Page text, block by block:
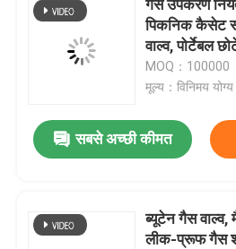
ब्यूटेन गैस कनस्तर
स्प्रे पेंट वाल्व
कार्बोरेटर क्लीनर वाल्व
गैस उपकरण
पिकनिक कैसेट
वाल्व, पोर्टेबल
लिए पीतल
विनियामक वाल्व
MOQ：100000
मूल्य：विनिमय योग्य
सबसे अच्छी कीमत
ब्यूटेन गैस
लीक-प्रूफ गैस